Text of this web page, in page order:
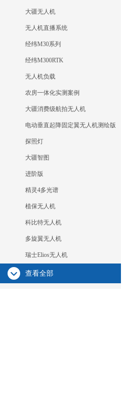
大疆无人机
无人机直播系统
经纬M30系列
经纬M300RTK
无人机负载
农房一体化实测案例
大疆消费级航拍无人机
电动垂直起降固定翼无人机测绘版
探照灯
大疆智图
进阶版
精灵4多光谱
植保无人机
科比特无人机
多旋翼无人机
瑞士Elios无人机
查看全部